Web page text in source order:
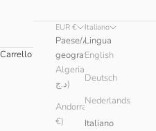
EUR €
Paese/Area
geografica
Algeria (DZD
د.ج)
Andorra (EUR
€)
Italiano
Lingua
English
Deutsch
Nederlands
Italiano
Carrello